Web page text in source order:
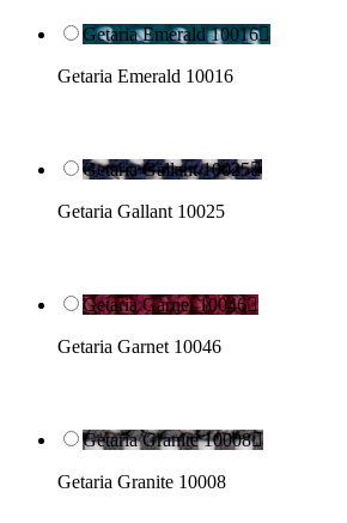
Getaria Emerald 10016
Getaria Emerald 10016
Getaria Gallant 10025
Getaria Gallant 10025
Getaria Garnet 10046
Getaria Garnet 10046
Getaria Granite 10008
Getaria Granite 10008